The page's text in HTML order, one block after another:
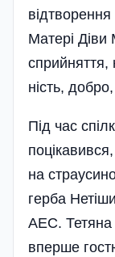
Матері Діви
сприйняття,
ність,
Під час
на
герба
АЕС. Тетяна
вперше